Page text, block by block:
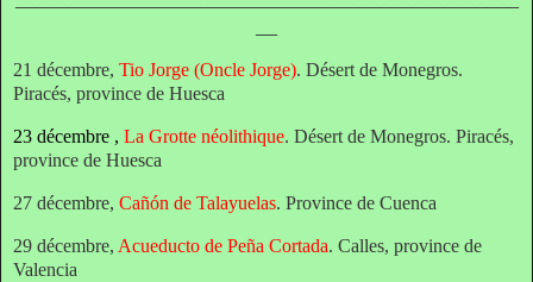
21 décembre, Tio Jorge (Oncle Jorge). Désert de Monegros.
Piracés, province de Huesca
23 décembre , La Grotte néolithique. Désert de Monegros. Piracés,
province de Huesca
27 décembre, Cañón de Talayuelas. Province de Cuenca
29 décembre, Acueducto de Peña Cortada. Calles, province de
Valencia